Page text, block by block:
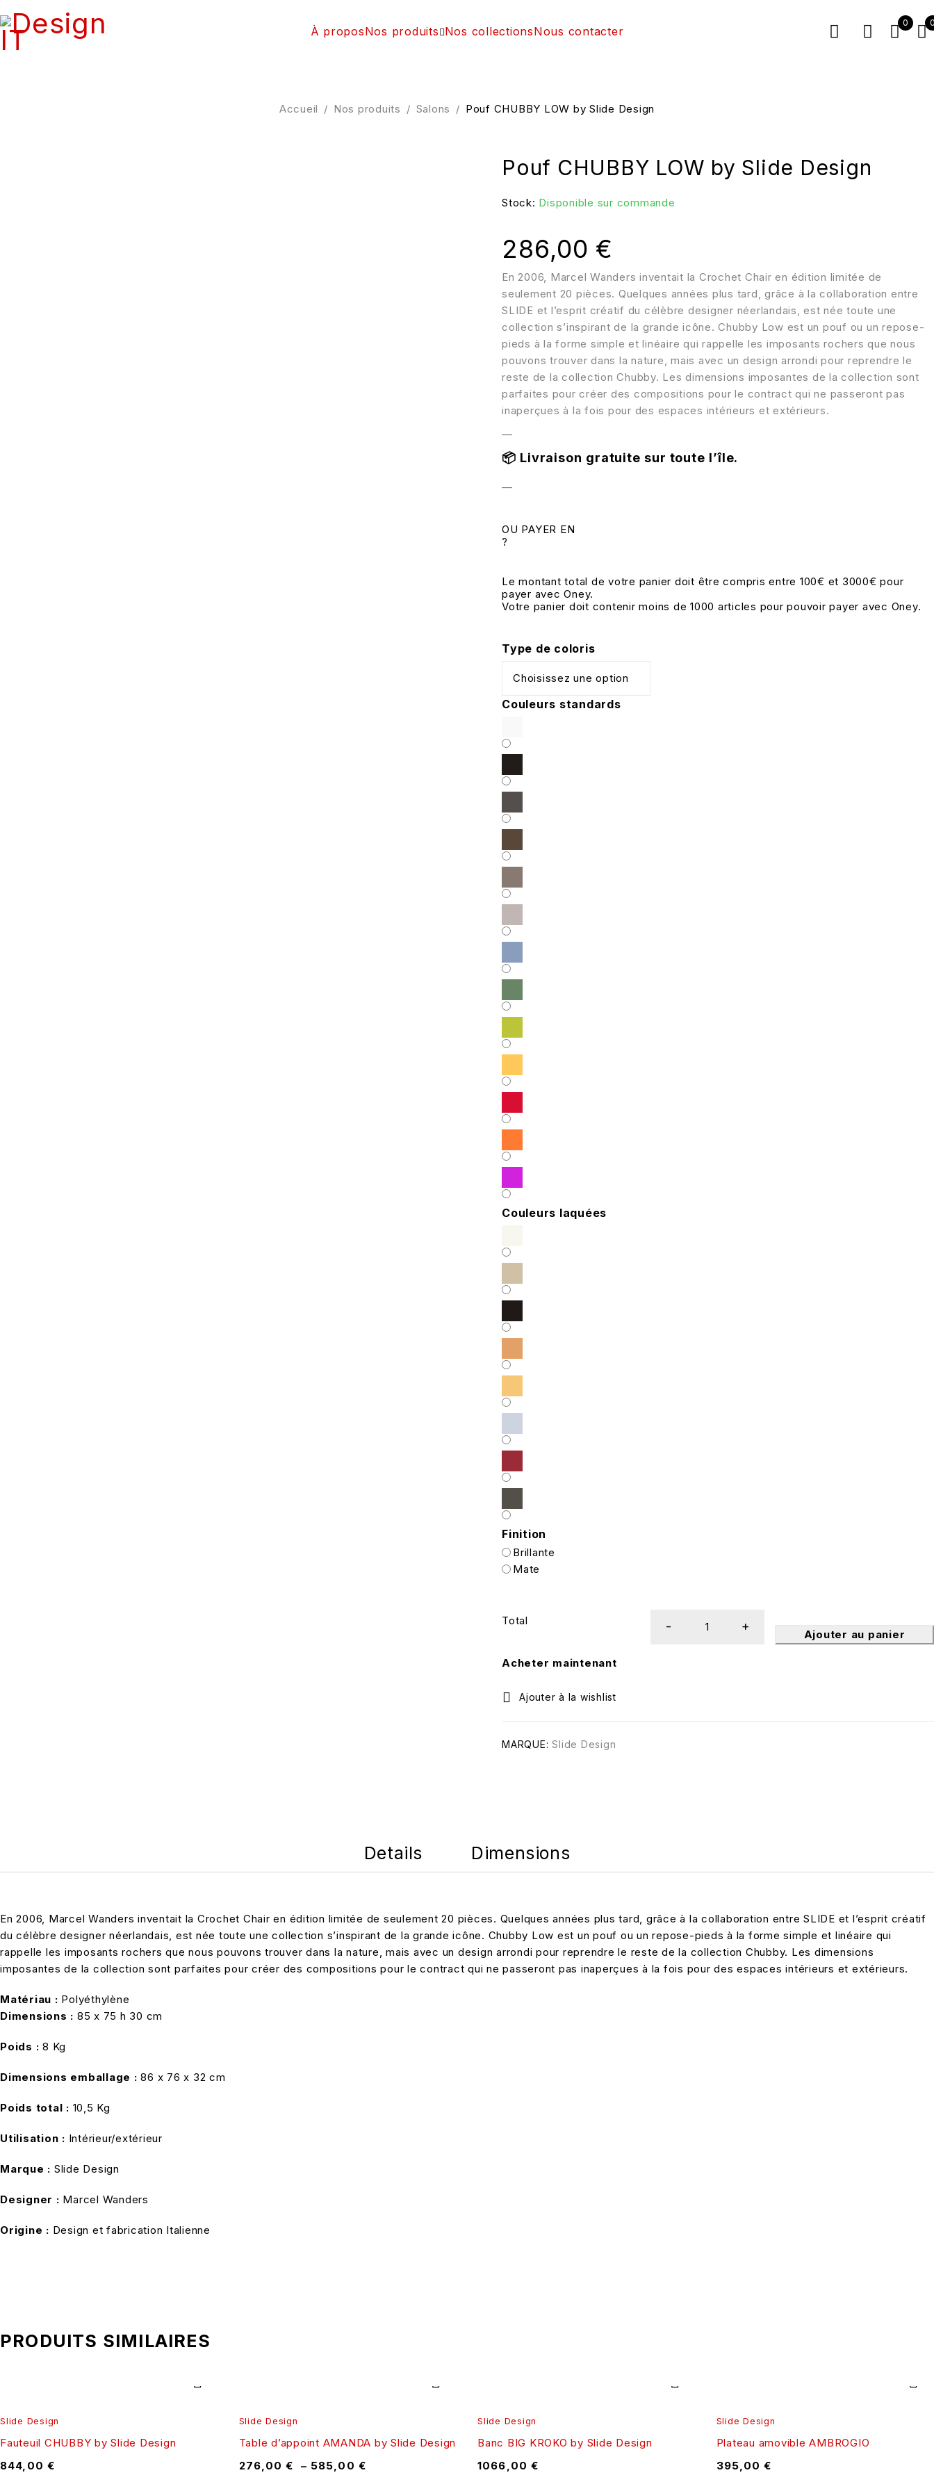
À proposNos produits Nos collectionsNous contacter
0
Accueil / Nos produits / Salons / Pouf CHUBBY LOW by Slide Design
Pouf CHUBBY LOW by Slide Design
Stock: Disponible sur commande
En 2006, Marcel Wanders inventait la Crochet Chair en édition limitée de
seulement 20 pièces. Quelques années plus tard, grâce à la collaboration entre
SLIDE et l’esprit créatif du célèbre designer néerlandais, est née toute une
collection s’inspirant de la grande icône. Chubby Low est un pouf ou un repose-
pieds à la forme simple et linéaire qui rappelle les imposants rochers que nous
pouvons trouver dans la nature, mais avec un design arrondi pour reprendre le
reste de la collection Chubby. Les dimensions imposantes de la collection sont
parfaites pour créer des compositions pour le contract qui ne passeront pas
inaperçues à la fois pour des espaces intérieurs et extérieurs.
—
📦 Livraison gratuite sur toute l’île.
—
286,00 €
OU PAYER EN
?
Le montant total de votre panier doit être compris entre 100€ et 3000€ pour
payer avec Oney.
Votre panier doit contenir moins de 1000 articles pour pouvoir payer avec Oney.
Type de coloris
Couleurs standards
Couleurs laquées
Finition
Brillante
Mate
Total
Ajouter au panier
Acheter maintenant
MARQUE: Slide Design
Details Dimensions
En 2006, Marcel Wanders inventait la Crochet Chair en édition limitée de seulement 20 pièces. Quelques années plus tard, grâce à la collaboration entre SLIDE et l’esprit créatif
du célèbre designer néerlandais, est née toute une collection s’inspirant de la grande icône. Chubby Low est un pouf ou un repose-pieds à la forme simple et linéaire qui
rappelle les imposants rochers que nous pouvons trouver dans la nature, mais avec un design arrondi pour reprendre le reste de la collection Chubby. Les dimensions
imposantes de la collection sont parfaites pour créer des compositions pour le contract qui ne passeront pas inaperçues à la fois pour des espaces intérieurs et extérieurs.
Matériau : Polyéthylène
Dimensions : 85 x 75 h 30 cm
Poids : 8 Kg
Dimensions emballage :86 x 76 x 32 cm
Poids total : 10,5 Kg
Utilisation : Intérieur/extérieur
Marque : Slide Design
Designer : Marcel Wanders
Origine : Design et fabrication Italienne
PRODUITS SIMILAIRES
Slide Design
Fauteuil CHUBBY by Slide Design
844,00 €
Slide Design
Table d’appoint AMANDA by Slide Design
276,00€ – 585,00 €
Slide Design
Banc BIG KROKO by Slide Design
1066,00 €
Slide Design
Plateau amovible AMBROGIO
395,00€